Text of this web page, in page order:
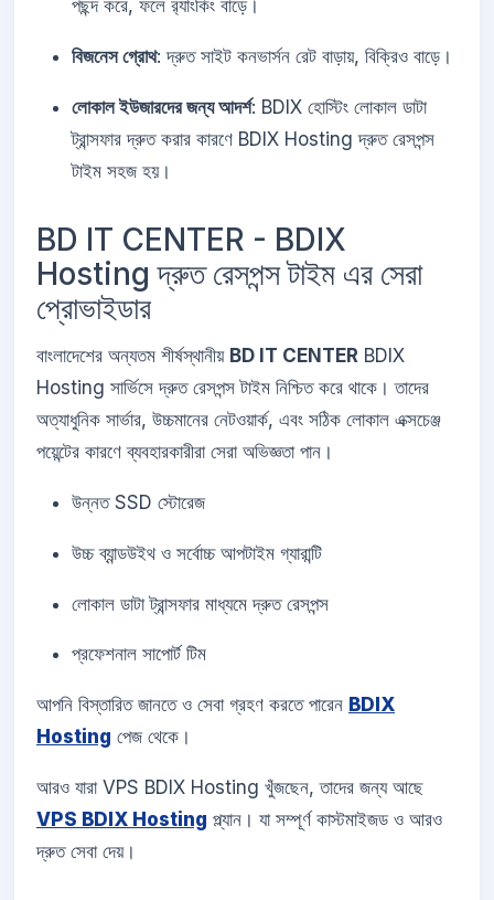
পছন্দ করে, ফলে র‍্যাংকিং বাড়ে।
বিজনেস গ্রোথ: দ্রুত সাইট কনভার্সন রেট বাড়ায়, বিক্রিও বাড়ে।
লোকাল ইউজারদের জন্য আদর্শ: BDIX হোস্টিং লোকাল ডাটা
ট্রান্সফার দ্রুত করার কারণে BDIX Hosting দ্রুত রেসপন্স
টাইম সহজ হয়।
BD IT CENTER - BDIX
Hosting দ্রুত রেসপন্স টাইম এর সেরা
প্রোভাইডার
বাংলাদেশের অন্যতম শীর্ষস্থানীয় BD IT CENTER BDIX
Hosting সার্ভিসে দ্রুত রেসপন্স টাইম নিশ্চিত করে থাকে। তাদের
অত্যাধুনিক সার্ভার, উচ্চমানের নেটওয়ার্ক, এবং সঠিক লোকাল এক্সচেঞ্জ
পয়েন্টের কারণে ব্যবহারকারীরা সেরা অভিজ্ঞতা পান।
উন্নত SSD স্টোরেজ
উচ্চ ব্যান্ডউইথ ও সর্বোচ্চ আপটাইম গ্যারান্টি
লোকাল ডাটা ট্রান্সফার মাধ্যমে দ্রুত রেসপন্স
প্রফেশনাল সাপোর্ট টিম
আপনি বিস্তারিত জানতে ও সেবা গ্রহণ করতে পারেন BDIX
Hosting পেজ থেকে।
আরও যারা VPS BDIX Hosting খুঁজছেন, তাদের জন্য আছে
VPS BDIX Hosting প্ল্যান। যা সম্পূর্ণ কাস্টমাইজড ও আরও
দ্রুত সেবা দেয়।